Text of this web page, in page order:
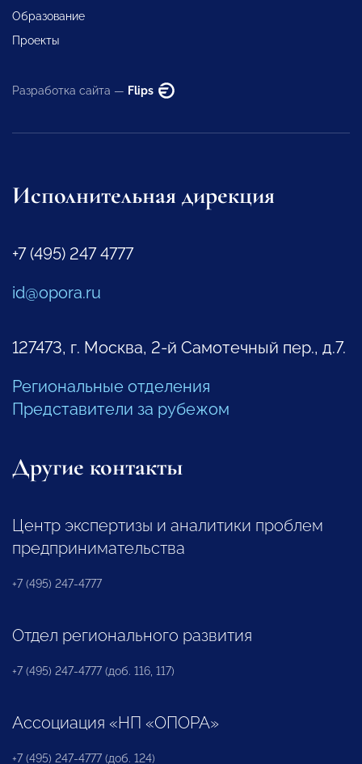
Образование
Проекты
Разработка сайта — Flips
Исполнительная дирекция
+7 (495) 247 4777
id@opora.ru
127473, г. Москва, 2-й Самотечный пер., д.7.
Региональные отделения
Представители за рубежом
Другие контакты
Центр экспертизы и аналитики проблем
предпринимательства
+7 (495) 247-4777
Отдел регионального развития
+7 (495) 247-4777 (доб. 116, 117)
Ассоциация «НП «ОПОРА»
+7 (495) 247-4777 (доб. 124)